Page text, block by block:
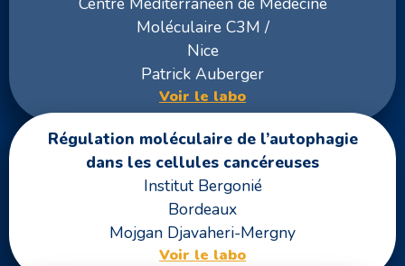
Moléculaire C3M /
Nice
Patrick Auberger
Voir le labo
Régulation moléculaire de l’autophagie
dans les cellules cancéreuses
Institut Bergonié
Bordeaux
Mojgan Djavaheri-Mergny
Voir le labo